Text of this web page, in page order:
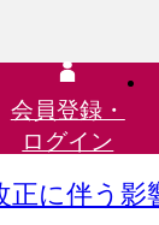
会員登録・
ログイン
正に伴う影